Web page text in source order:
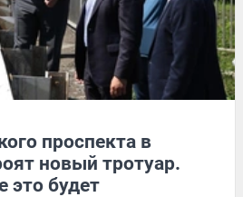
проспекта в
новый тротуар.
это будет